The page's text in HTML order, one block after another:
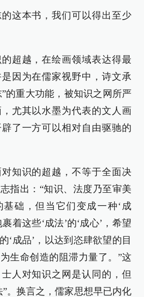
这本书，我们可以得出至少
超越，在绘画领域表达得最
因为在儒家视野中，诗文承
”的重大功能，被知识之网所严
尤其以水墨为代表的文人画
了一方可以相对自由驱驰的
知识的超越，不等于全面决
指出：“知识、法度乃至审美
基础，但当它们变成一种‘成
着这些‘成法’的‘成心’，希望
‘成品’，以达到恣肆欲望的目
生命创造的阻滞力量了。”这
人对知识之网是认同的，但
”。换言之，儒家思想早已内化